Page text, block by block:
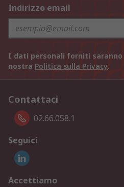
Indirizzo email
I dati personali forniti
nostra Politica sulla Privacy.
Contattaci
02.66.058.1
Seguici
Accettiamo